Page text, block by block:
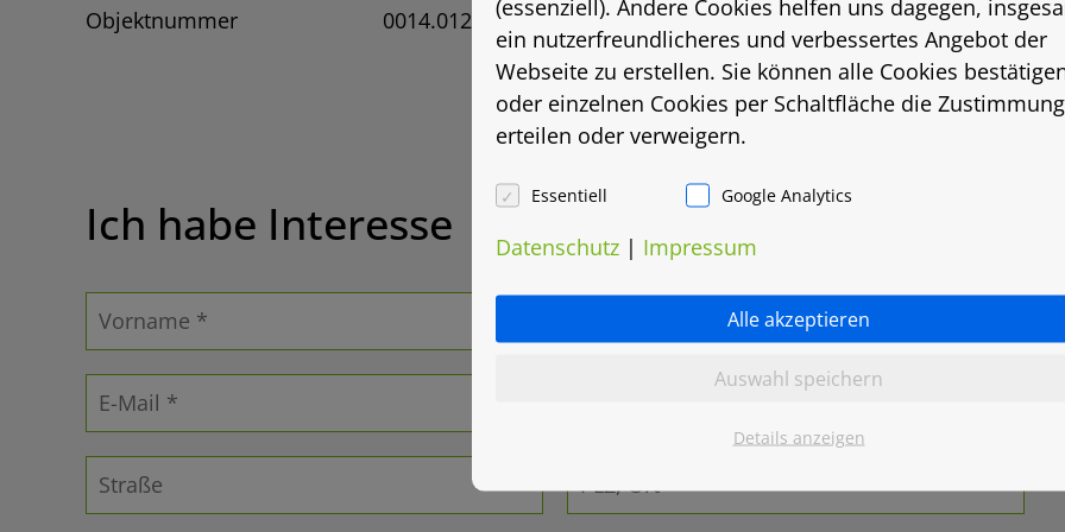
Objektnummer 0014.0121
Ich habe Interesse
(essenziell). Andere Cookies helfen uns dagegen,
ein nutzerfreundlicheres und verbessertes Angebot der
Webseite zu erstellen. Sie können alle Cookies
oder einzelnen Cookies per Schaltfläche die Zustimmung
erteilen oder verweigern.
Essentiell Google Analytics
Datenschutz | Impressum
Alle akzeptieren
Auswahl speichern
Details anzeigen